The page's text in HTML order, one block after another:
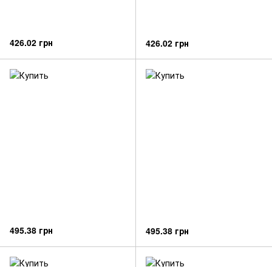
426.02 грн 426.02 грн
495.38 грн 495.38 грн